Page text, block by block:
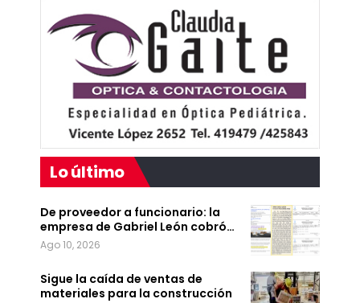
Lo último
De proveedor a funcionario: la
empresa de Gabriel León cobró…
Ago 10, 2026
Sigue la caída de ventas de
materiales para la construcción